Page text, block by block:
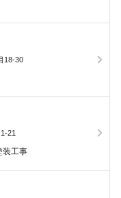
18-30
21
装工事